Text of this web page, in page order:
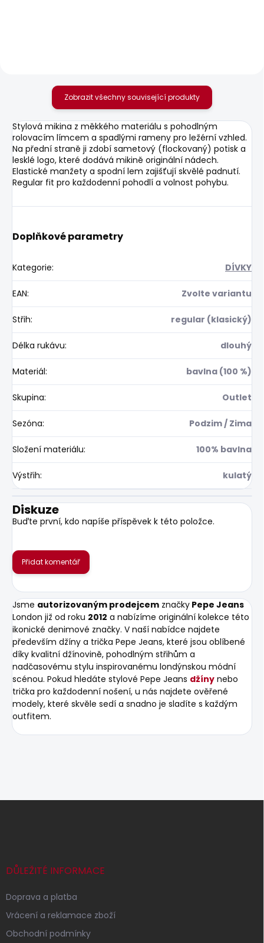
Zobrazit všechny související produkty
Stylová mikina z měkkého materiálu s pohodlným
rolovacím límcem a spadlými rameny pro ležérní vzhled.
Na přední straně ji zdobí sametový (flockovaný) potisk a
lesklé logo, které dodává mikině originální nádech.
Elastické manžety a spodní lem zajišťují skvělé padnutí.
Regular fit pro každodenní pohodlí a volnost pohybu.
Doplňkové parametry
Kategorie: DÍVKY
EAN: Zvolte variantu
Střih: regular (klasický)
Délka rukávu: dlouhý
Materiál: bavlna (100 %)
Skupina: Outlet
Sezóna: Podzim / Zima
Složení materiálu: 100% bavlna
Výstřih: kulatý
Diskuze
Buďte první, kdo napíše příspěvek k této položce.
Přidat komentář
Jsme autorizovaným prodejcem značky Pepe Jeans
London již od roku 2012 a nabízíme originální kolekce této
ikonické denimové značky. V naší nabídce najdete
především džíny a trička Pepe Jeans, které jsou oblíbené
díky kvalitní džínovině, pohodlným střihům a
nadčasovému stylu inspirovanému londýnskou módní
scénou. Pokud hledáte stylové Pepe Jeans džíny nebo
trička pro každodenní nošení, u nás najdete ověřené
modely, které skvěle sedí a snadno je sladíte s každým
outfitem.
Z
DŮLEŽITÉ INFORMACE
Doprava a platba
Vrácení a reklamace zboží
Obchodní podmínky